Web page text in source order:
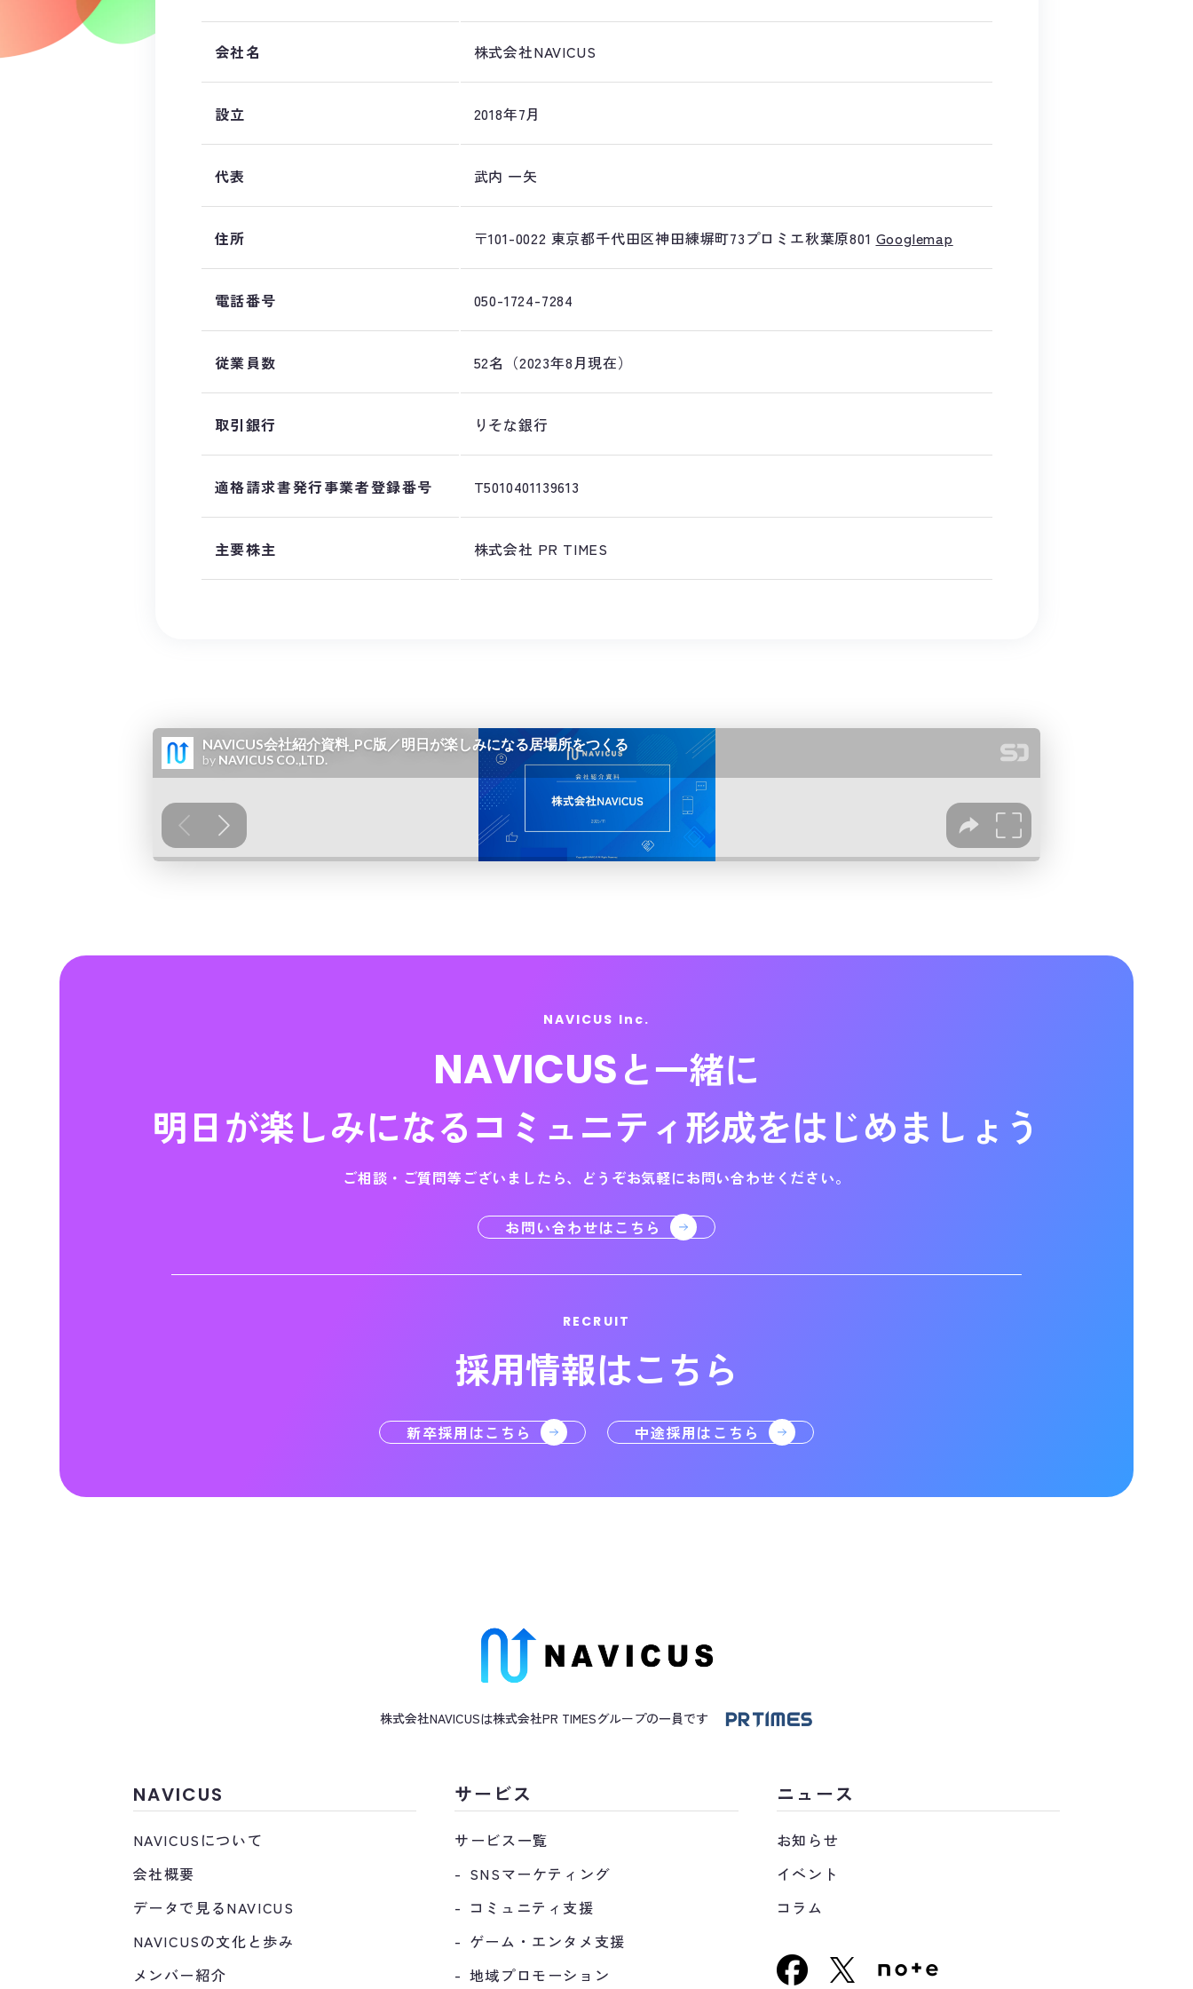
会社名 株式会社NAVICUS
設立 2018年7月
代表 武内 一矢
住所 〒101-0022 東京都千代田区神田練塀町73プロミエ秋葉原801 Googlemap
電話番号 050-1724-7284
従業員数 52名（2023年8月現在）
取引銀行 りそな銀行
適格請求書発行事業者登録番号 T5010401139613
主要株主 株式会社 PR TIMES
NAVICUS Inc.
NAVICUSと一緒に
明日が楽しみになるコミュニティ形成をはじめましょう
ご相談・ご質問等ございましたら、 どうぞお気軽にお問い合わせください。
お問い合わせはこちら
RECRUIT
採用情報はこちら
新卒採用はこちら 中途採用はこちら
株式会社NAVICUSは株式会社PR TIMESグループの一員です
NAVICUS
NAVICUSについて
会社概要
データで見るNAVICUS
NAVICUSの文化と歩み
メンバー紹介
サービス
サービス一覧
SNSマーケティング
コミュニティ支援
ゲーム・エンタメ支援
地域プロモーション
ニュース
お知らせ
イベント
コラム